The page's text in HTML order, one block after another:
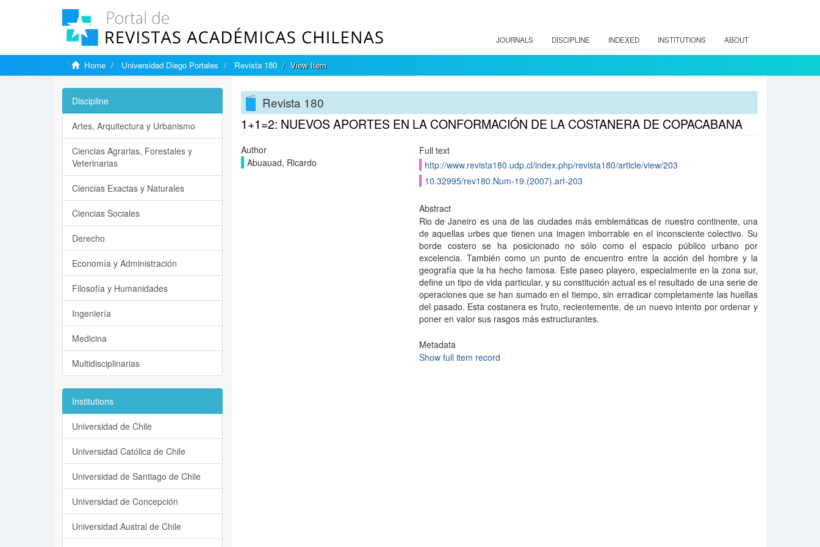
JOURNALS DISCIPLINE INDEXED INSTITUTIONS ABOUT
Home Universidad Diego Portales Revista 180 View Item
Revista 180
1+1=2: NUEVOS APORTES EN LA CONFORMACIÓN DE LA COSTANERA DE COPACABANA
Author
Abuauad, Ricardo
Full text
http://www.revista180.udp.cl/index.php/revista180/article/view/203
10.32995/rev180.Num-19.(2007).art-203
Abstract
Rio de Janeiro es una de las ciudades más emblemáticas de nuestro continente, una
de aquellas urbes que tienen una imagen imborrable en el inconsciente colectivo. Su
borde costero se ha posicionado no sólo como el espacio público urbano por
excelencia. También como un punto de encuentro entre la acción del hombre y la
geografía que la ha hecho famosa. Este paseo playero, especialmente en la zona sur,
define un tipo de vida particular, y su constitución actual es el resultado de una serie de
operaciones que se han sumado en el tiempo, sin erradicar completamente las huellas
del pasado. Esta costanera es fruto, recientemente, de un nuevo intento por ordenar y
poner en valor sus rasgos más estructurantes.
Metadata
Show full item record
Discipline
Artes, Arquitectura y Urbanismo
Ciencias Agrarias, Forestales y
Veterinarias
Ciencias Exactas y Naturales
Ciencias Sociales
Derecho
Economía y Administración
Filosofía y Humanidades
Ingeniería
Medicina
Multidisciplinarias
Institutions
Universidad de Chile
Universidad Católica de Chile
Universidad de Santiago de Chile
Universidad de Concepción
Universidad Austral de Chile